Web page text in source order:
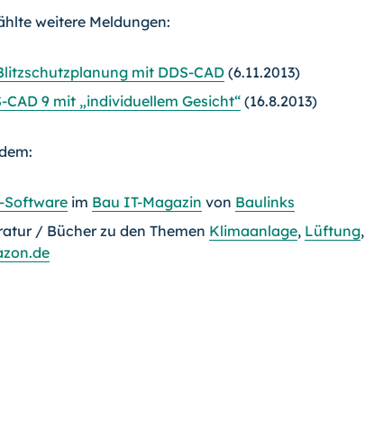
weitere Meldungen:
mit DDS-CAD (6.11.2013)
CAD 9 mit „individuellem Gesicht“ (16.8.2013)
Software im Bau IT-Magazin von Baulinks
/ Bücher zu den Themen Klimaanlage, Lüftung,